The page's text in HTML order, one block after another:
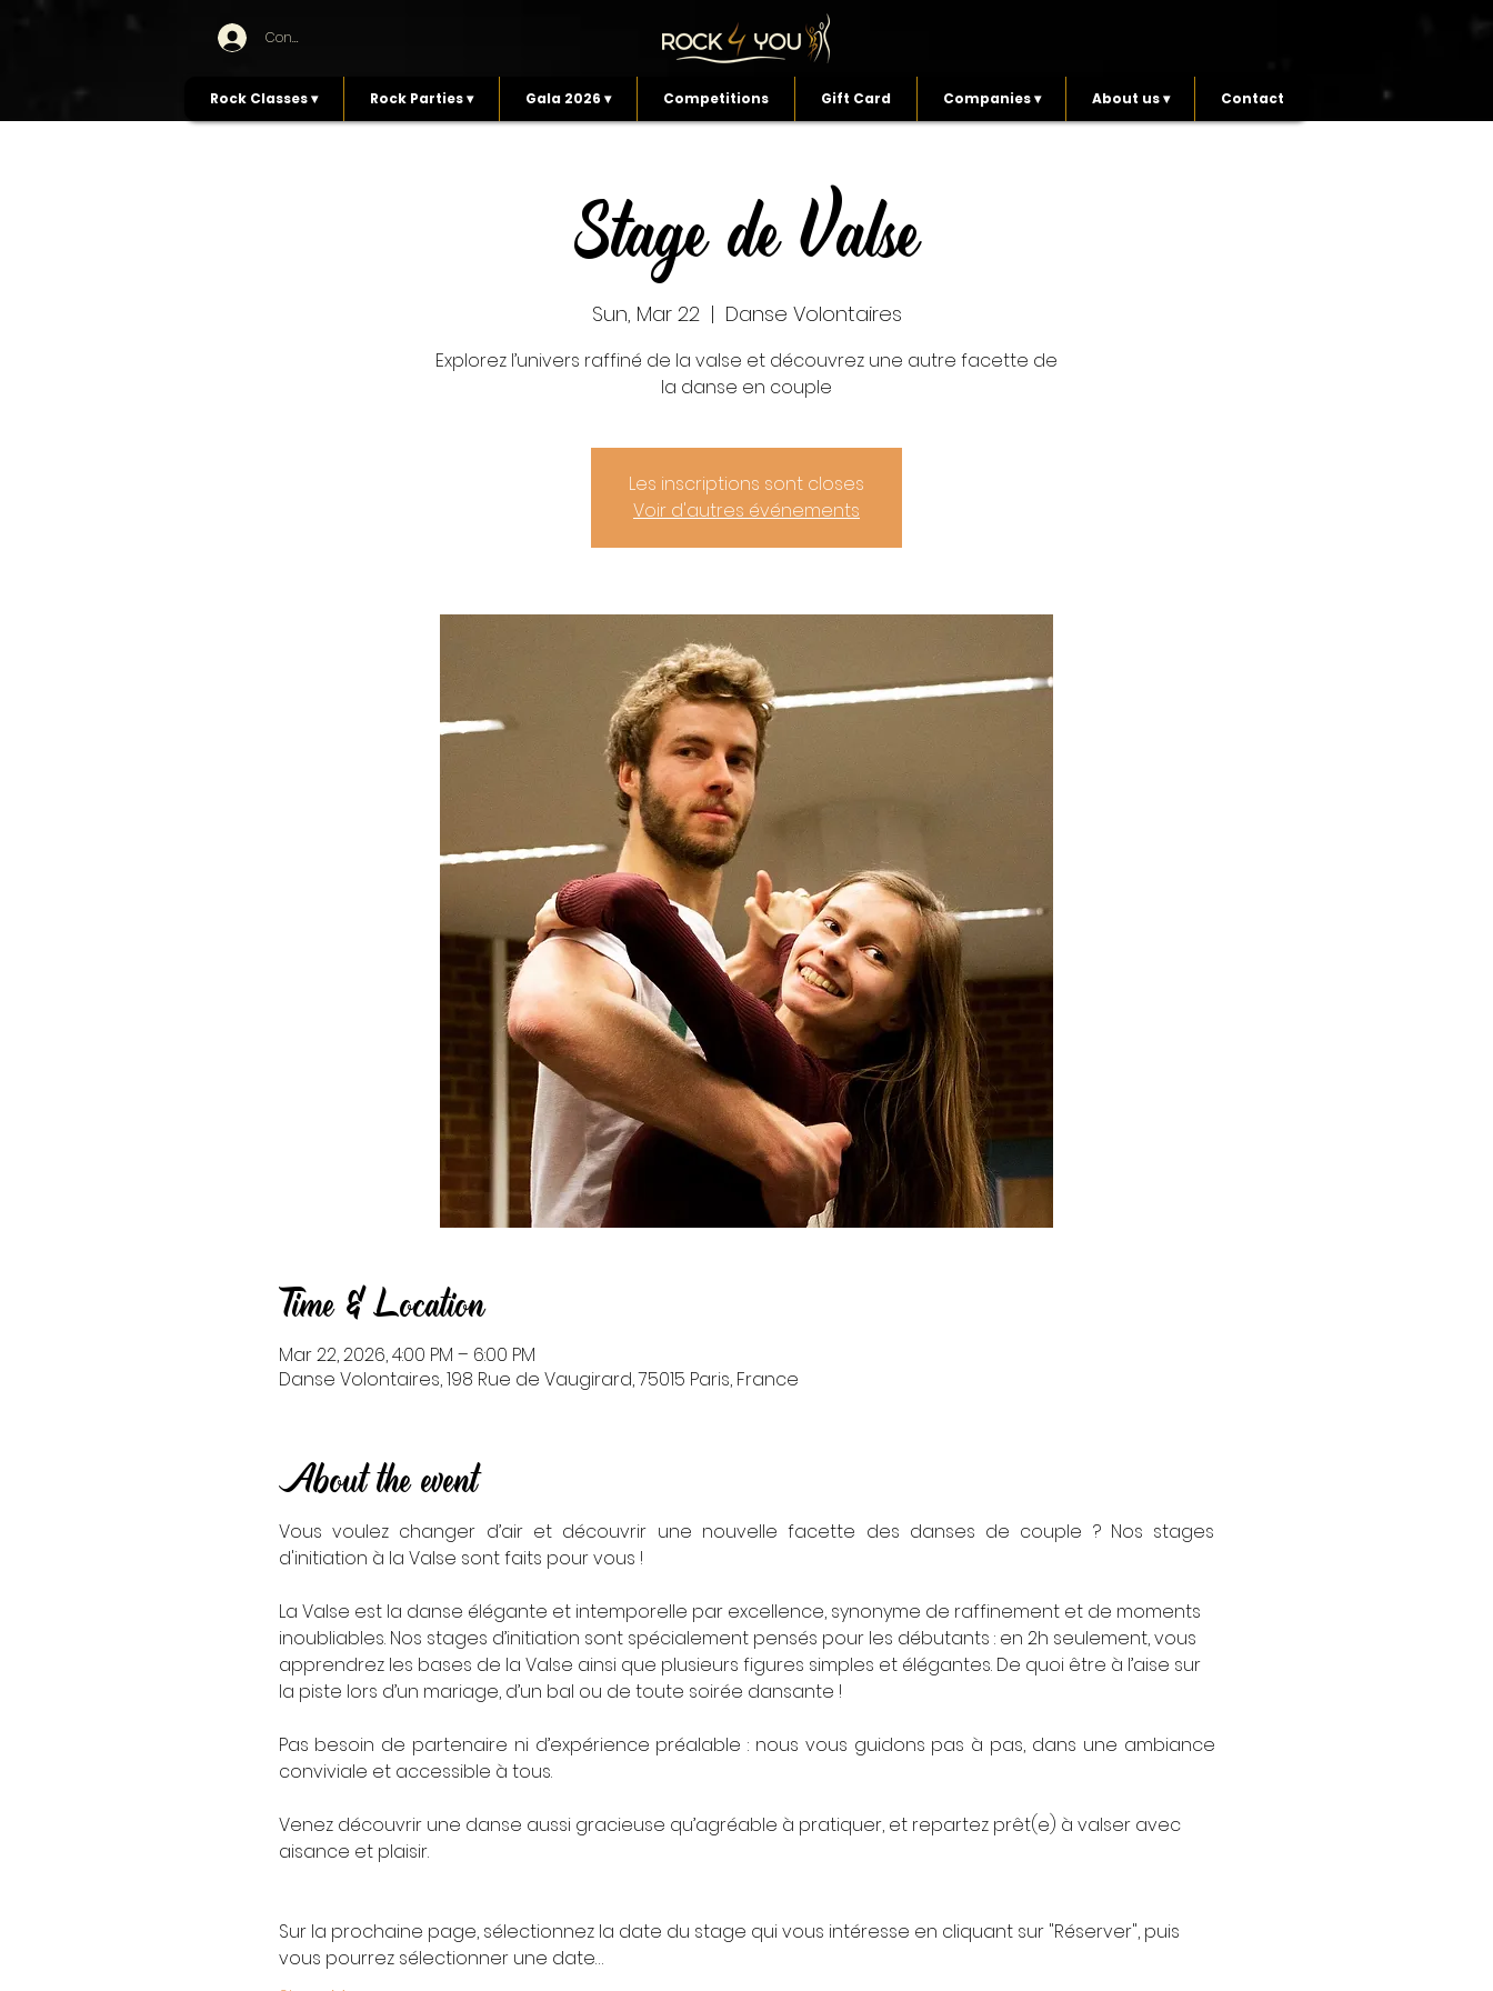
Connexion
Rock Classes ▾ Rock Parties ▾ Gala 2026 ▾ Competitions Gift Card Companies ▾ About us ▾ Contact
Stage de Valse
Sun, Mar 22
  |
Danse Volontaires
Explorez l’univers raffiné de la valse et découvrez une autre facette de
la danse en couple
Les inscriptions sont closes
Voir d'autres événements
Time & Location
Mar 22, 2026, 4:00 PM – 6:00 PM
Danse Volontaires, 198 Rue de Vaugirard, 75015 Paris, France
About the event
Vous voulez changer d’air et découvrir une nouvelle facette des danses de couple ? Nos stages
d'initiation à la Valse sont faits pour vous !
La Valse est la danse élégante et intemporelle par excellence, synonyme de raffinement et de moments
inoubliables.​ Nos stages d’initiation sont spécialement pensés pour les débutants : en 2h seulement, vous
apprendrez les bases de la Valse ainsi que plusieurs figures simples et élégantes. De quoi être à l’aise sur
la piste lors d’un mariage, d’un bal ou de toute soirée dansante !
Pas besoin de partenaire ni d’expérience préalable : nous vous guidons pas à pas, dans une ambiance
conviviale et accessible à tous.
Venez découvrir une danse aussi gracieuse qu’agréable à pratiquer, et repartez prêt(e) à valser avec
aisance et plaisir.
Sur la prochaine page, sélectionnez la date du stage qui vous intéresse en cliquant sur "Réserver", puis
vous pourrez sélectionner une date…